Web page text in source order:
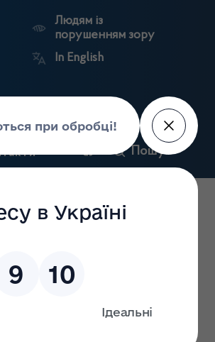
Людям із
порушенням зору
In English
Пошук
Державні
Антикорупційний
портал
нового місця провадження